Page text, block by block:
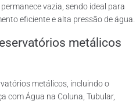
vazia, sendo ideal para
eficiente e alta pressão de água.
metálicos
metálicos, incluindo o
com Água na Coluna, Tubular,